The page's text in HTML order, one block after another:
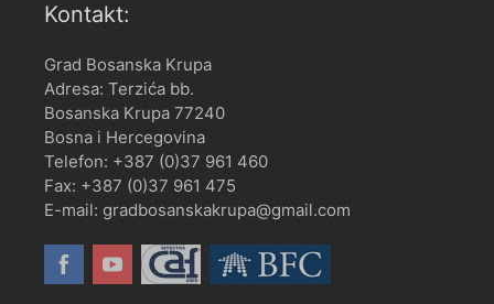
Kontakt:
Grad Bosanska Krupa
Adresa: Terzića bb.
Bosanska Krupa 77240
Bosna i Hercegovina
Telefon: +387 (0)37 961 460
Fax: +387 (0)37 961 475
E-mail: gradbosanskakrupa@gmail.com